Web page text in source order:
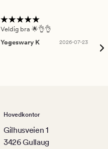
Veldig bra 🌟👌👌
Yogeswary K
2026-07-23
Hovedkontor
Gilhusveien 1
3426 Gullaug